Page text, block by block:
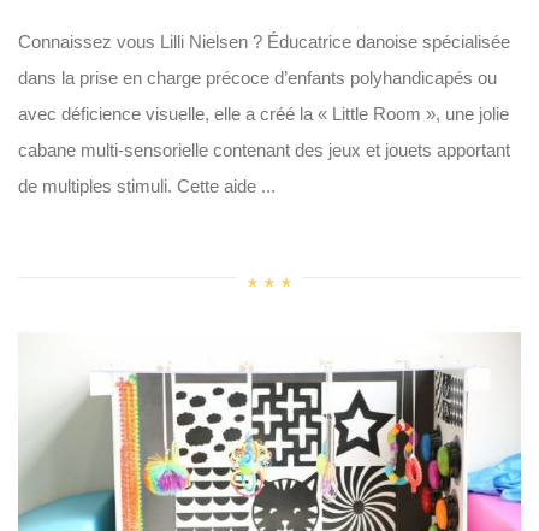
Connaissez vous Lilli Nielsen ? Éducatrice danoise spécialisée
dans la prise en charge précoce d’enfants polyhandicapés ou
avec déficience visuelle, elle a créé la « Little Room », une jolie
cabane multi-sensorielle contenant des jeux et jouets apportant
de multiples stimuli. Cette aide ...